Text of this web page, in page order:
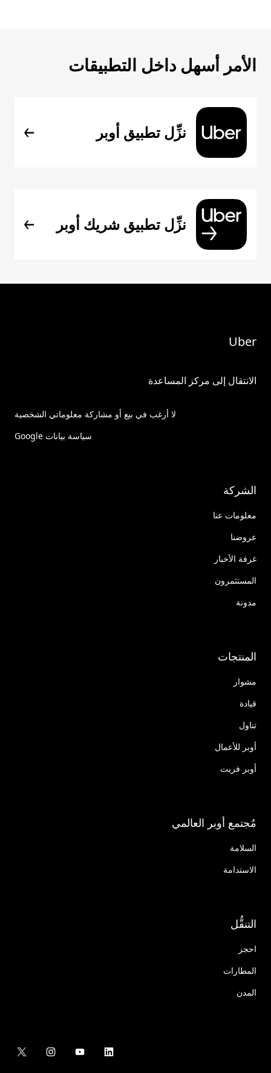
الأمر أسهل داخل التطبيقات
نزِّل تطبيق أوبر
نزِّل تطبيق شريك أوبر
Uber
الانتقال إلى مركز المساعدة
لا أرغب في بيع أو مشاركة معلوماتي الشخصية
سياسة بيانات Google
الشركة
معلومات عنا
عروضنا
غرفة الأخبار
المستثمرون
مدونة
المنتجات
مشوار
قيادة
تناول
أوبر للأعمال
أوبر فريت
مُجتمع أوبر العالمي
السلامة
الاستدامة
التنقُّل
احجز
المطارات
المدن